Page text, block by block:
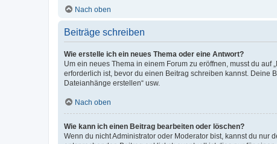
Nach oben
Beiträge schreiben
Wie erstelle ich ein neues Thema oder eine Antwort?
Um ein neues Thema in einem Forum zu eröffnen, musst du auf
erforderlich ist, bevor du einen Beitrag schreiben kannst. Deine
Dateianhänge erstellen“ usw.
Nach oben
Wie kann ich einen Beitrag bearbeiten oder löschen?
Wenn du nicht Administrator oder Moderator bist, kannst du nur